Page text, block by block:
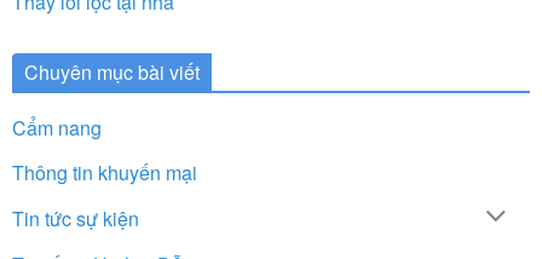
Chuyên mục bài viết
Cẩm nang
Thông tin khuyến mại
Tin tức sự kiện